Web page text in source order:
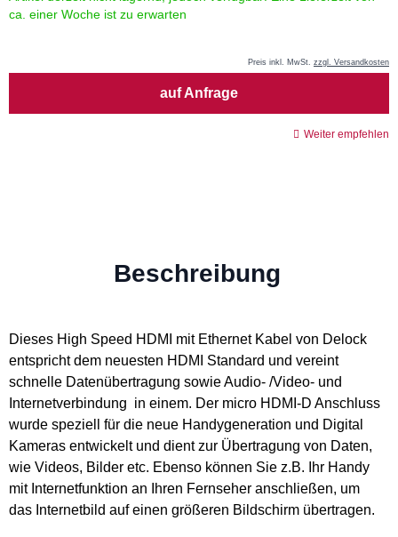
ca. einer Woche ist zu erwarten
Preis inkl. MwSt. zzgl. Versandkosten
auf Anfrage
Weiter empfehlen
Beschreibung
Dieses High Speed HDMI mit Ethernet Kabel von Delock
entspricht dem neuesten HDMI Standard und vereint
schnelle Datenübertragung sowie Audio- /Video- und
Internetverbindung in einem. Der micro HDMI-D Anschluss
wurde speziell für die neue Handygeneration und Digital
Kameras entwickelt und dient zur Übertragung von Daten,
wie Videos, Bilder etc. Ebenso können Sie z.B. Ihr Handy
mit Internetfunktion an Ihren Fernseher anschließen, um
das Internetbild auf einen größeren Bildschirm übertragen.